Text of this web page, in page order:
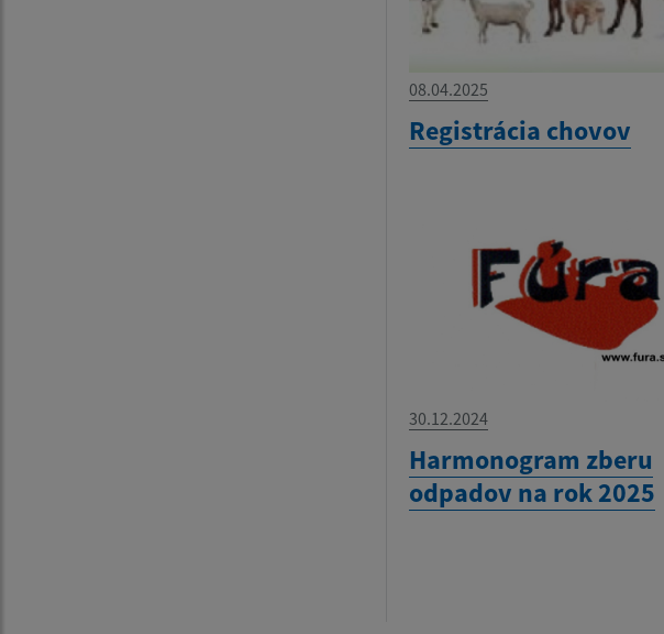
08.04.2025
Registrácia chovov
30.12.2024
Harmonogram zberu
odpadov na rok 2025